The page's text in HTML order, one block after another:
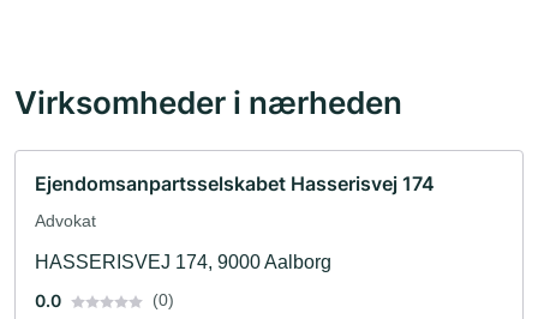
Virksomheder i nærheden
Ejendomsanpartsselskabet Hasserisvej 174
Advokat
HASSERISVEJ 174, 9000 Aalborg
0.0
(0)